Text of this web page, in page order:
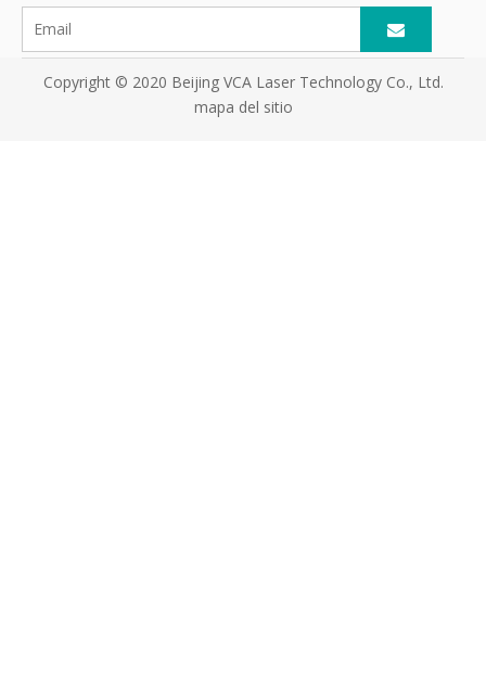
Copyright © 2020 Beijing VCA Laser Technology Co., Ltd.
mapa del sitio